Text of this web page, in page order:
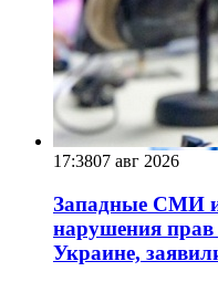
17:3807 авг 2026
Западные СМИ
нарушения
Украине,